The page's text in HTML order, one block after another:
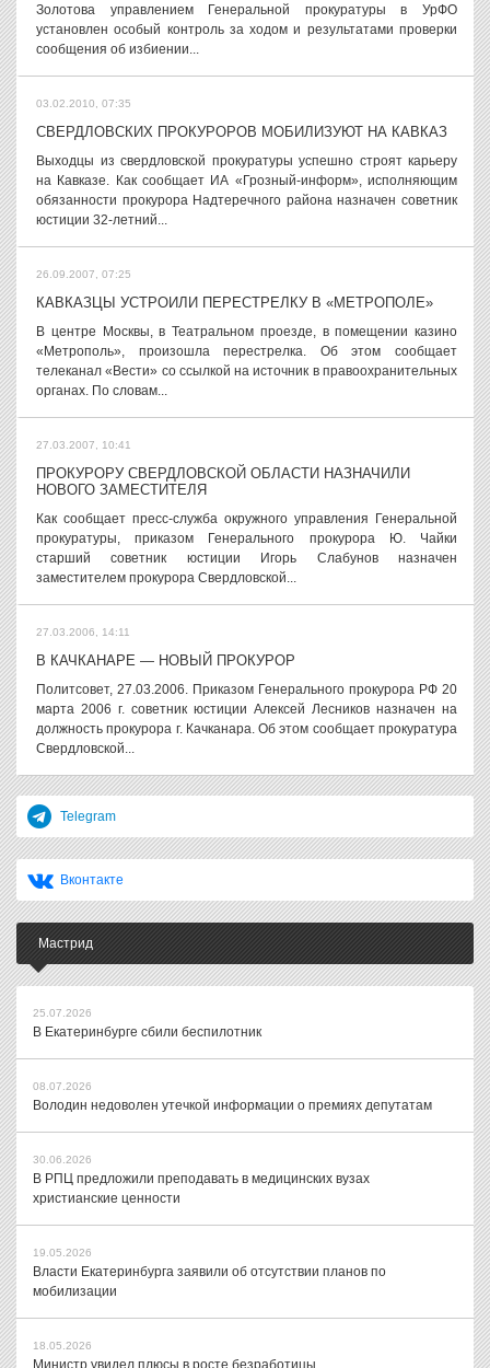
Золотова управлением Генеральной прокуратуры в УрФО
установлен особый контроль за ходом и результатами проверки
сообщения об избиении...
03.02.2010, 07:35
СВЕРДЛОВСКИХ ПРОКУРОРОВ МОБИЛИЗУЮТ НА КАВКАЗ
Выходцы из свердловской прокуратуры успешно строят карьеру
на Кавказе. Как сообщает ИА «Грозный-информ», исполняющим
обязанности прокурора Надтеречного района назначен советник
юстиции 32-летний...
26.09.2007, 07:25
КАВКАЗЦЫ УСТРОИЛИ ПЕРЕСТРЕЛКУ В «МЕТРОПОЛЕ»
В центре Москвы, в Театральном проезде, в помещении казино
«Метрополь», произошла перестрелка. Об этом сообщает
телеканал «Вести» со ссылкой на источник в правоохранительных
органах. По словам...
27.03.2007, 10:41
ПРОКУРОРУ СВЕРДЛОВСКОЙ ОБЛАСТИ НАЗНАЧИЛИ
НОВОГО ЗАМЕСТИТЕЛЯ
Как сообщает пресс-служба окружного управления Генеральной
прокуратуры, приказом Генерального прокурора Ю. Чайки
старший советник юстиции Игорь Слабунов назначен
заместителем прокурора Свердловской...
27.03.2006, 14:11
В КАЧКАНАРЕ — НОВЫЙ ПРОКУРОР
Политсовет, 27.03.2006. Приказом Генерального прокурора РФ 20
марта 2006 г. советник юстиции Алексей Лесников назначен на
должность прокурора г. Качканара. Об этом сообщает прокуратура
Свердловской...
Telegram
Вконтакте
Мастрид
25.07.2026
В Екатеринбурге сбили беспилотник
08.07.2026
Володин недоволен утечкой информации о премиях депутатам
30.06.2026
В РПЦ предложили преподавать в медицинских вузах
христианские ценности
19.05.2026
Власти Екатеринбурга заявили об отсутствии планов по
мобилизации
18.05.2026
Министр увидел плюсы в росте безработицы